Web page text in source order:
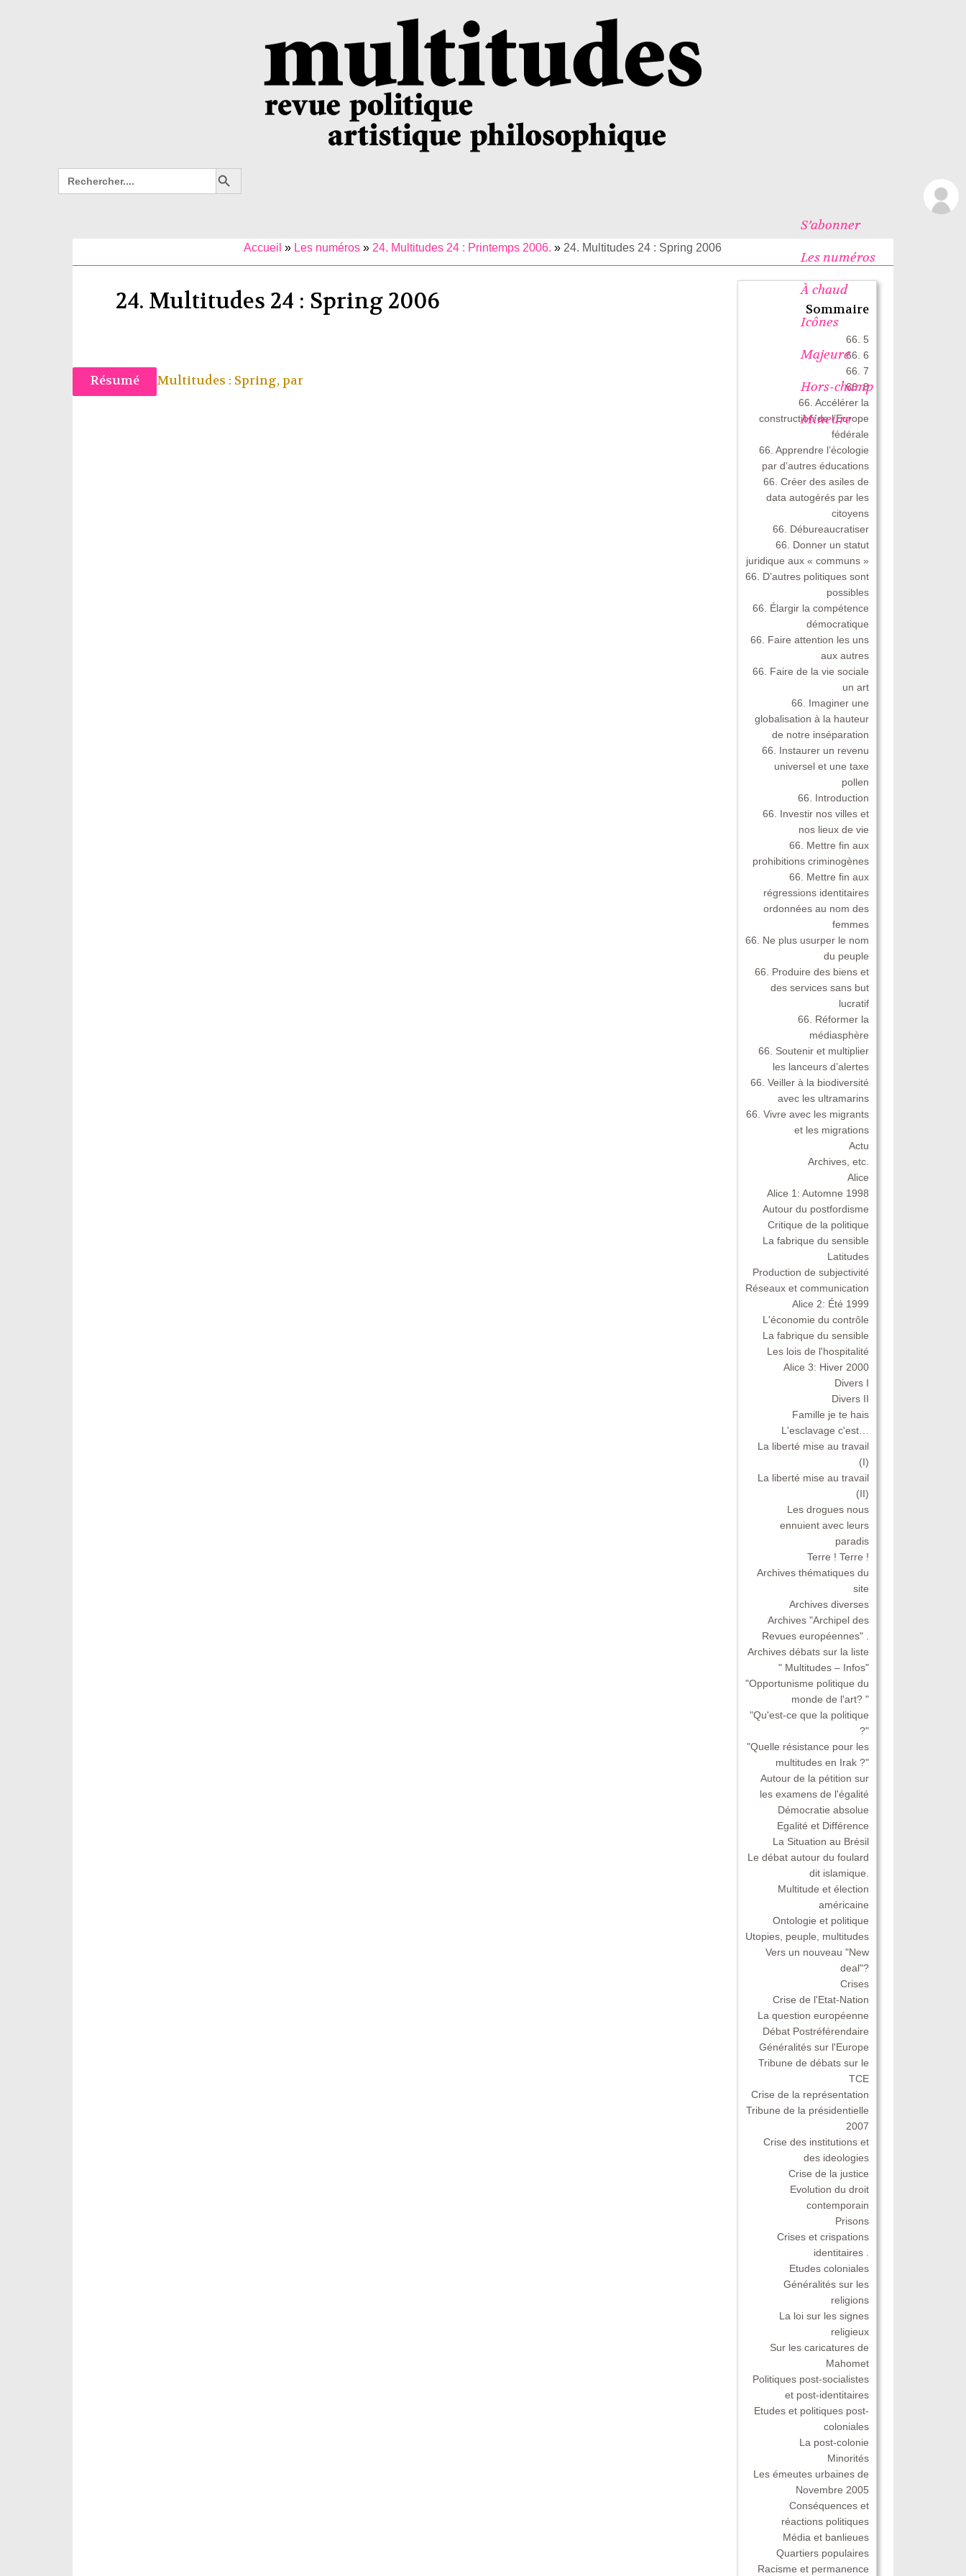
Search
for:
Search Button
S’abonner
Les numéros
À chaud
Icônes
Majeure
Hors-champ
Mineure
Accueil » Les numéros » 24. Multitudes 24 : Printemps 2006. » 24. Multitudes 24 : Spring 2006
24. Multitudes 24 : Spring 2006 Sommaire
66. 5
66. 6
66. 7
66. 8
66. Accélérer la
construction de l’Europe
fédérale
66. Apprendre l’écologie
par d’autres éducations
66. Créer des asiles de
data autogérés par les
citoyens
66. Débureaucratiser
66. Donner un statut
juridique aux « communs »
66. D’autres politiques sont
possibles
66. Élargir la compétence
démocratique
66. Faire attention les uns
aux autres
66. Faire de la vie sociale
un art
66. Imaginer une
globalisation à la hauteur
de notre inséparation
66. Instaurer un revenu
universel et une taxe
pollen
66. Introduction
66. Investir nos villes et
nos lieux de vie
66. Mettre fin aux
prohibitions criminogènes
66. Mettre fin aux
régressions identitaires
ordonnées au nom des
femmes
66. Ne plus usurper le nom
du peuple
66. Produire des biens et
des services sans but
lucratif
66. Réformer la
médiasphère
66. Soutenir et multiplier
les lanceurs d’alertes
66. Veiller à la biodiversité
avec les ultramarins
66. Vivre avec les migrants
et les migrations
Actu
Archives, etc.
Alice
Alice 1: Automne 1998
Autour du postfordisme
Critique de la politique
La fabrique du sensible
Latitudes
Production de subjectivité
Réseaux et communication
Alice 2: Été 1999
L'économie du contrôle
La fabrique du sensible
Les lois de l'hospitalité
Alice 3: Hiver 2000
Divers I
Divers II
Famille je te hais
L'esclavage c'est…
La liberté mise au travail
(I)
La liberté mise au travail
(II)
Les drogues nous
ennuient avec leurs
paradis
Terre ! Terre !
Archives thématiques du
site
Archives diverses
Archives "Archipel des
Revues européennes" .
Archives débats sur la liste
" Multitudes – Infos"
"Opportunisme politique du
monde de l'art? "
"Qu'est-ce que la politique
?"
"Quelle résistance pour les
multitudes en Irak ?"
Autour de la pétition sur
les examens de l'égalité
Démocratie absolue
Egalité et Différence
La Situation au Brésil
Le débat autour du foulard
dit islamique.
Multitude et élection
américaine
Ontologie et politique
Utopies, peuple, multitudes
Vers un nouveau "New
deal"?
Crises
Crise de l'Etat-Nation
La question européenne
Débat Postréférendaire
Généralités sur l'Europe
Tribune de débats sur le
TCE
Crise de la représentation
Tribune de la présidentielle
2007
Crise des institutions et
des ideologies
Crise de la justice
Evolution du droit
contemporain
Prisons
Crises et crispations
identitaires .
Etudes coloniales
Généralités sur les
religions
La loi sur les signes
religieux
Sur les caricatures de
Mahomet
Politiques post-socialistes
et post-identitaires
Etudes et politiques post-
coloniales
La post-colonie
Minorités
Les émeutes urbaines de
Novembre 2005
Conséquences et
réactions politiques
Média et banlieues
Quartiers populaires
Racisme et permanence
Résumé Multitudes : Spring, par